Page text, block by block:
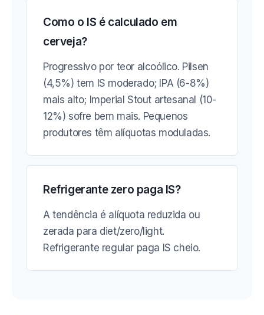
Como o IS é calculado em
cerveja?
Progressivo por teor alcoólico. Pilsen
(4,5%) tem IS moderado; IPA (6-8%)
mais alto; Imperial Stout artesanal (10-
12%) sofre bem mais. Pequenos
produtores têm alíquotas moduladas.
Refrigerante zero paga IS?
A tendência é alíquota reduzida ou
zerada para diet/zero/light.
Refrigerante regular paga IS cheio.